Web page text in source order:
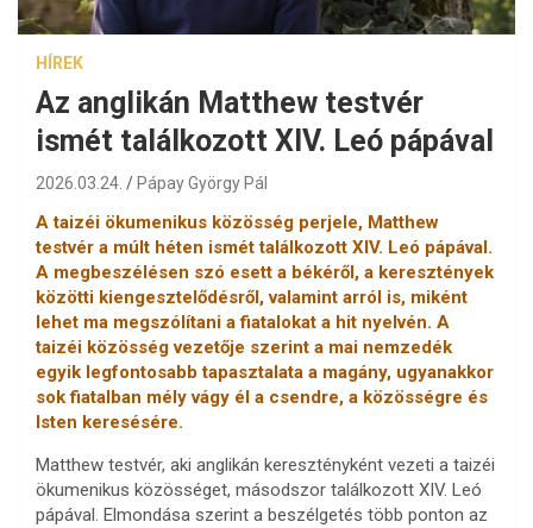
HÍREK
Az anglikán Matthew testvér
ismét találkozott XIV. Leó pápával
2026.03.24. Pápay György Pál
A taizéi ökumenikus közösség perjele, Matthew
testvér a múlt héten ismét találkozott XIV. Leó pápával.
A megbeszélésen szó esett a békéről, a keresztények
közötti kiengesztelődésről, valamint arról is, miként
lehet ma megszólítani a fiatalokat a hit nyelvén. A
taizéi közösség vezetője szerint a mai nemzedék
egyik legfontosabb tapasztalata a magány, ugyanakkor
sok fiatalban mély vágy él a csendre, a közösségre és
Isten keresésére.
Matthew testvér, aki anglikán keresztényként vezeti a taizéi
ökumenikus közösséget, másodszor találkozott XIV. Leó
pápával. Elmondása szerint a beszélgetés több ponton az